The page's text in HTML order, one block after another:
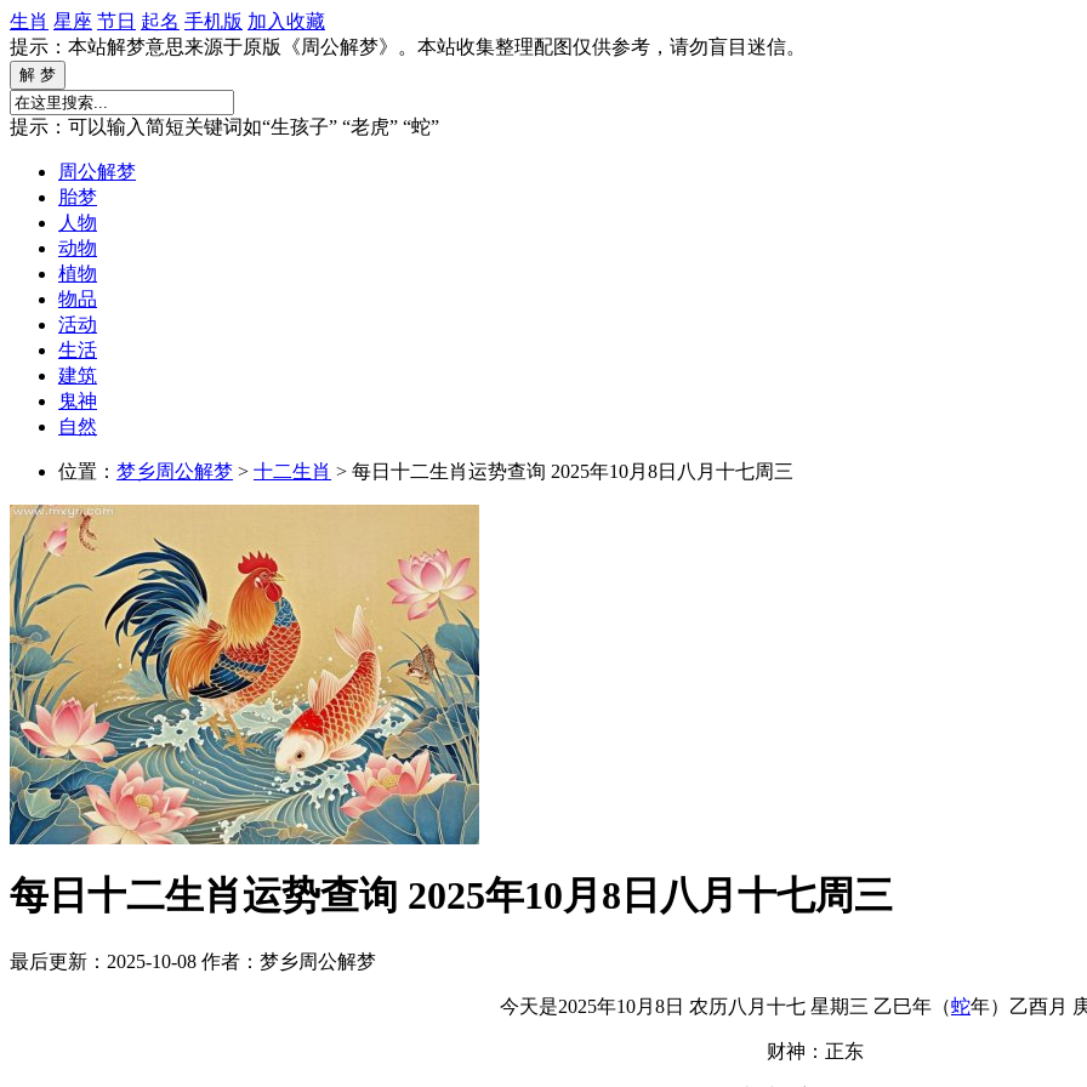
生肖 星座 节日 起名 手机版 加入收藏
提示：本站解梦意思来源于原版《周公解梦》。本站收集整理配图仅供参考，请勿盲目迷信。
提示：可以输入简短关键词如“生孩子” “老虎” “蛇”
周公解梦
胎梦
人物
动物
植物
物品
活动
生活
建筑
鬼神
自然
位置： 梦乡周公解梦 > 十二生肖 > 每日十二生肖运势查询 2025年10月8日八月十七周三
每日十二生肖运势查询 2025年10月8日八月十七周三
最后更新：2025-10-08 作者：梦乡周公解梦
今天是2025年10月8日 农历八月十七 星期三 乙巳年（蛇年）乙酉月
财神：正东